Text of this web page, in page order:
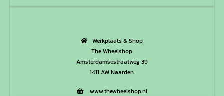
Werkplaats & Shop
The Wheelshop
Amsterdamsestraatweg 39
1411 AW Naarden
www.thewheelshop.nl